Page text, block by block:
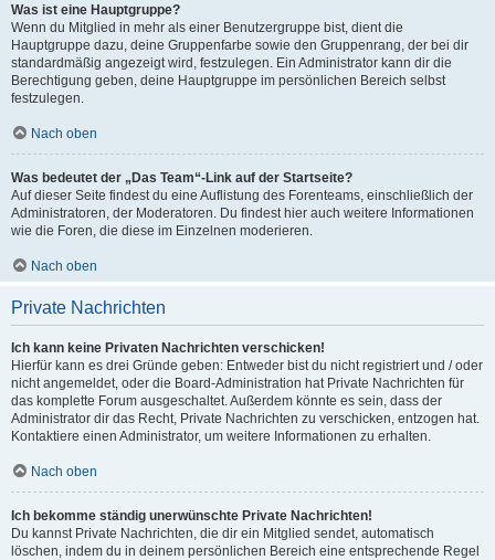
Was ist eine Hauptgruppe?
Wenn du Mitglied in mehr als einer Benutzergruppe bist, dient die
Hauptgruppe dazu, deine Gruppenfarbe sowie den Gruppenrang, der bei dir
standardmäßig angezeigt wird, festzulegen. Ein Administrator kann dir die
Berechtigung geben, deine Hauptgruppe im persönlichen Bereich selbst
festzulegen.
Nach oben
Was bedeutet der „Das Team“-Link auf der Startseite?
Auf dieser Seite findest du eine Auflistung des Forenteams, einschließlich der
Administratoren, der Moderatoren. Du findest hier auch weitere Informationen
wie die Foren, die diese im Einzelnen moderieren.
Nach oben
Private Nachrichten
Ich kann keine Privaten Nachrichten verschicken!
Hierfür kann es drei Gründe geben: Entweder bist du nicht registriert und / oder
nicht angemeldet, oder die Board-Administration hat Private Nachrichten für
das komplette Forum ausgeschaltet. Außerdem könnte es sein, dass der
Administrator dir das Recht, Private Nachrichten zu verschicken, entzogen hat.
Kontaktiere einen Administrator, um weitere Informationen zu erhalten.
Nach oben
Ich bekomme ständig unerwünschte Private Nachrichten!
Du kannst Private Nachrichten, die dir ein Mitglied sendet, automatisch
löschen, indem du in deinem persönlichen Bereich eine entsprechende Regel